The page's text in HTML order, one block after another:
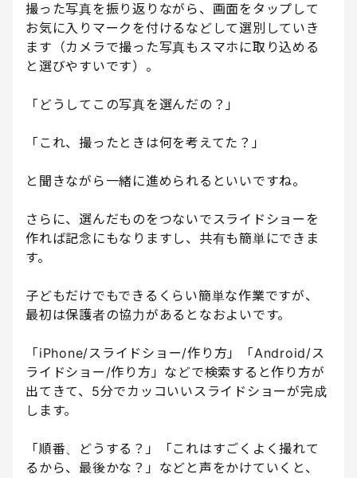
撮った写真を振り返りながら、画面をタップして
お気に入りマークを付けるなどして選別していき
ます（カメラで撮った写真もスマホに取り込める
と選びやすいです）。
「どうしてこの写真を選んだの？」
「これ、撮ったときは何を考えてた？」
と聞きながら一緒に進められるといいですね。
さらに、選んだものをつないでスライドショーを
作れば記念にもなりますし、共有も簡単にできま
す。
子どもだけでもできるくらい簡単な作業ですが、
最初は保護者の協力があるとなおよいです。
「iPhone/スライドショー/作り方」「Android/ス
ライドショー/作り方」などで検索すると作り方が
出てきて、5分でカッコいいスライドショーが完成
します。
「順番、どうする？」「これはすごくよく撮れて
るから、最後かな？」などと声をかけていくと、